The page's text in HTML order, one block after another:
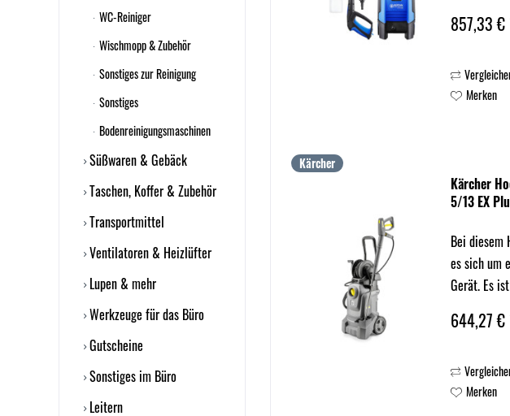
WC-Reiniger
Wischmopp & Zubehör
Sonstiges zur Reinigung
Sonstiges
Bodenreinigungsmaschinen
Süßwaren & Gebäck
Taschen, Koffer & Zubehör
Transportmittel
Ventilatoren & Heizlüfter
Lupen & mehr
Werkzeuge für das Büro
Gutscheine
Sonstiges im Büro
Leitern
857,33
Merken
Kärcher
Kärcher
5/13 EX
Bei diesem
es sich um
Gerät. Es
sowie eine
644,27
Merken